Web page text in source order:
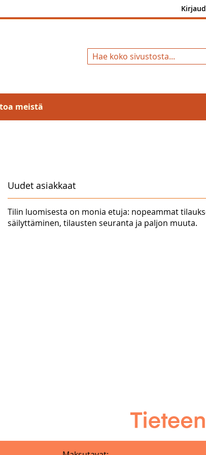
meistä
Uudet asiakkaat
Tilin luomisesta on monia etuja: nopeammat
säilyttäminen, tilausten seuranta ja paljon muuta.